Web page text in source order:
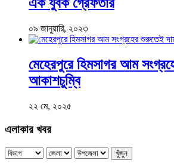
এক যুবক গ্রেফতার
০৯ জানুয়ারি, ২০২৩
মেহেরপুরে হিমসাগর আম
আকাশচুম্বি
২২ মে, ২০২৫
এলাকার খবর
খুঁজুন